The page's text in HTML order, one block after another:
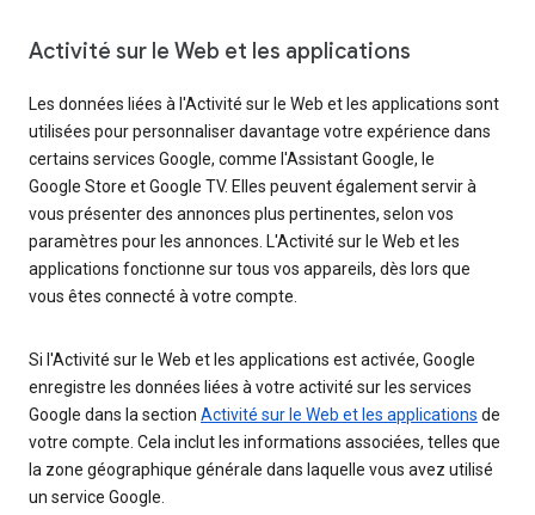
Activité sur le Web et les applications
Les données liées à l'Activité sur le Web et les applications sont
utilisées pour personnaliser davantage votre expérience dans
certains services Google, comme l'Assistant Google, le
Google Store et Google TV. Elles peuvent également servir à
vous présenter des annonces plus pertinentes, selon vos
paramètres pour les annonces. L'Activité sur le Web et les
applications fonctionne sur tous vos appareils, dès lors que
vous êtes connecté à votre compte.
Si l'Activité sur le Web et les applications est activée, Google
enregistre les données liées à votre activité sur les services
Google dans la section Activité sur le Web et les applications de
votre compte. Cela inclut les informations associées, telles que
la zone géographique générale dans laquelle vous avez utilisé
un service Google.